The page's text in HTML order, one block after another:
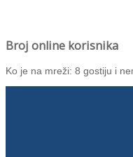
Broj online korisnika
Ko je na mreži: 8 gostiju i